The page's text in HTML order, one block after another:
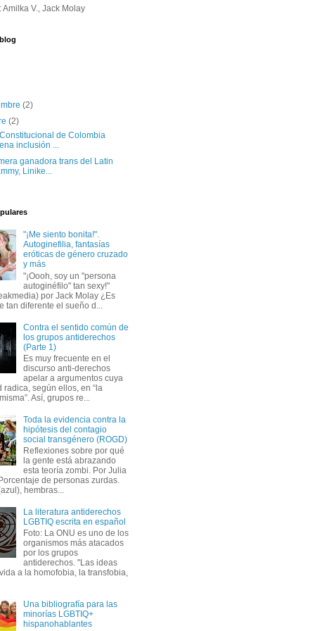
Amilka V., Jack Molay
(2)
(2)
de Colombia
inclusión ...
ganadora trans del Latin
Linike...
"¡Me siento bonita!".
Autoginefilia, fantasías
eróticas de género cruzado
y más
"¡Oooh, soy un "persona
autoginéfilo" tan sexy!"
por Jack Molay ¿Es
tan diferente el sueño d...
Contra el sentido común de
los grupos antiderechos
(Parte 1)
Es muy frecuente en el
discurso anti-derechos
apelar a argumentos cuya
radica, según ellos, en “la
Así, grupos re...
Toda la evidencia contra la
hipótesis del contagio
social transgénero (ROGD)
Reflexiones sobre por qué
la gente está abrazando
esta teoría zombi. Por Julia
de personas zurdas.
hembras...
La literatura antiderechos
LGBTIQ escrita en español
Foto: La ONU es uno de los
organismos más atacados
por los grupos
antiderechos. "Las ideas
a la homofobia, la transfobia,
Una bibliografía para las
minorías LGBTIQ+
hispanohablantes